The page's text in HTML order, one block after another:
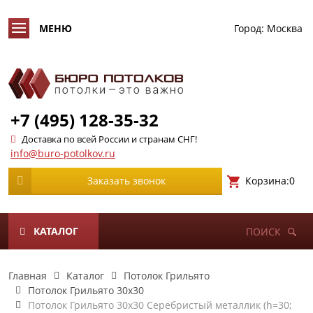
Город: Москва
+7 (495) 128-35-32
Доставка по всей России и странам СНГ!
info@buro-potolkov.ru
Заказать звонок Корзина:0
КАТАЛОГ ПОИСК
Главная Каталог
Потолок Грильято
Потолок Грильято 30х30
Потолок Грильято 30х30 Серебристый металлик (h=30;